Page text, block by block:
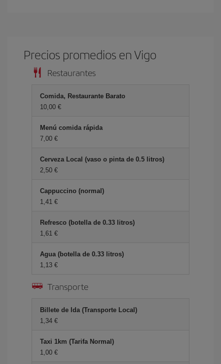
Precios promedios en Vigo
Restaurantes
Comida, Restaurante Barato
10,00 €
Menú comida rápida
7,00 €
Cerveza Local (vaso o pinta de 0.5 litros)
2,50 €
Cappuccino (normal)
1,41 €
Refresco (botella de 0.33 litros)
1,61 €
Agua (botella de 0.33 litros)
1,13 €
Transporte
Billete de Ida (Transporte Local)
1,34 €
Taxi 1km (Tarifa Normal)
1,00 €